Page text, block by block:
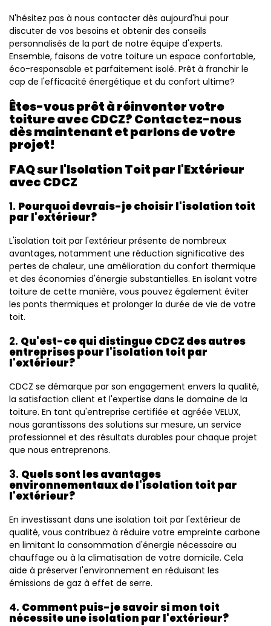
N'hésitez pas à nous contacter dès aujourd'hui pour
discuter de vos besoins et obtenir des conseils
personnalisés de la part de notre équipe d'experts.
Ensemble, faisons de votre toiture un espace confortable,
éco-responsable et parfaitement isolé. Prêt à franchir le
cap de l'efficacité énergétique et du confort ultime?
Êtes-vous prêt à réinventer votre
toiture avec CDCZ? Contactez-nous
dès maintenant et parlons de votre
projet!
FAQ sur l'Isolation Toit par l'Extérieur
avec CDCZ
1. Pourquoi devrais-je choisir l'isolation toit
par l'extérieur?
L'isolation toit par l'extérieur présente de nombreux
avantages, notamment une réduction significative des
pertes de chaleur, une amélioration du confort thermique
et des économies d'énergie substantielles. En isolant votre
toiture de cette manière, vous pouvez également éviter
les ponts thermiques et prolonger la durée de vie de votre
toit.
2. Qu'est-ce qui distingue CDCZ des autres
entreprises pour l'isolation toit par
l'extérieur?
CDCZ se démarque par son engagement envers la qualité,
la satisfaction client et l'expertise dans le domaine de la
toiture. En tant qu'entreprise certifiée et agréée VELUX,
nous garantissons des solutions sur mesure, un service
professionnel et des résultats durables pour chaque projet
que nous entreprenons.
3. Quels sont les avantages
environnementaux de l'isolation toit par
l'extérieur?
En investissant dans une isolation toit par l'extérieur de
qualité, vous contribuez à réduire votre empreinte carbone
en limitant la consommation d'énergie nécessaire au
chauffage ou à la climatisation de votre domicile. Cela
aide à préserver l'environnement en réduisant les
émissions de gaz à effet de serre.
4. Comment puis-je savoir si mon toit
nécessite une isolation par l'extérieur?